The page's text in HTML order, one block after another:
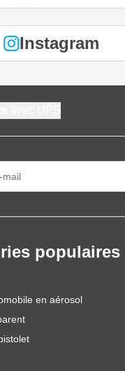
Instagram
populaires
en aérosol